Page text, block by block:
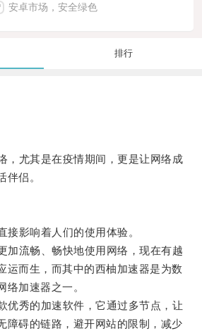
安卓市场，安全绿色
排行
尤其是在疫情期间，更是让网络成
伴侣。
影响着人们的使用体验。
流畅、畅快地使用网络，现在有越
运而生，而其中的西柚加速器是为数
络加速器之一。
秀的加速软件，它通过多节点，让
障碍的链路，避开网站的限制，减少